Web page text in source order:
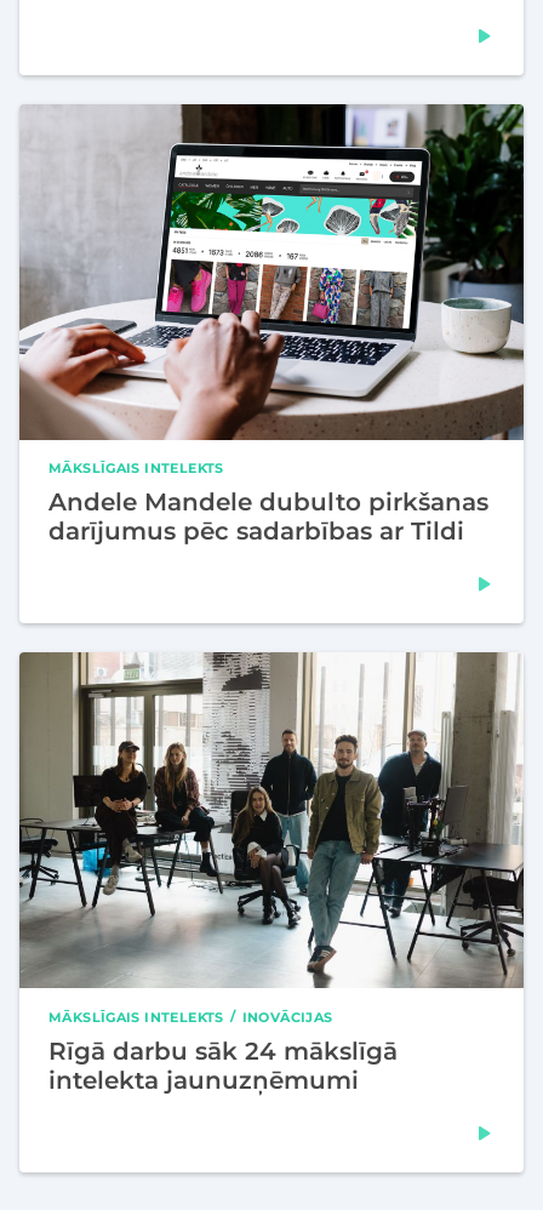
MĀKSLĪGAIS INTELEKTS
Andele Mandele dubulto pirkšanas
darījumus pēc sadarbības ar Tildi
MĀKSLĪGAIS INTELEKTS INOVĀCIJAS
Rīgā darbu sāk 24 mākslīgā
intelekta jaunuzņēmumi